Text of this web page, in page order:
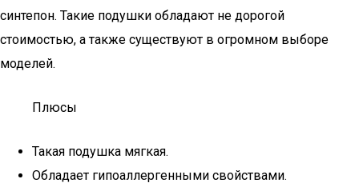
синтепон. Такие подушки обладают не дорогой
стоимостью, а также существуют в огромном выборе
моделей.
Плюсы
Такая подушка мягкая.
Обладает гипоаллергенными свойствами.